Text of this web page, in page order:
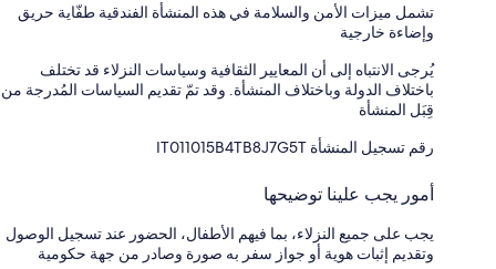
تشمل ميزات الأمن والسلامة في هذه المنشأة الفندقية طفّاية حريق
وإضاءة خارجية
يُرجى الانتباه إلى أن المعايير الثقافية وسياسات النزلاء قد تختلف
باختلاف الدولة وباختلاف المنشأة. وقد تمّ تقديم السياسات المُدرجة من
قِبَل المنشأة
رقم تسجيل المنشأة ⁦IT011015B4TB8J7G5T⁩
أمور يجب علينا توضيحها
يجب على جميع النزلاء، بما فيهم الأطفال، الحضور عند تسجيل الوصول
وتقديم إثبات هوية أو جواز سفر به صورة وصادر من جهة حكومية